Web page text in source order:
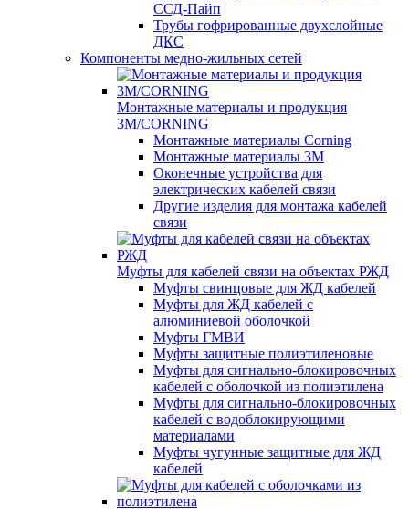
ССД-Пайп
Трубы гофрированные двухслойные
ДКС
Компоненты медно-жильных сетей
Монтажные материалы и продукция
3M/CORNING
Монтажные материалы Corning
Монтажные материалы 3M
Оконечные устройства для
электрических кабелей связи
Другие изделия для монтажа кабелей
связи
Муфты для кабелей связи на объектах РЖД
Муфты свинцовые для ЖД кабелей
Муфты для ЖД кабелей с
алюминиевой оболочкой
Муфты ГМВИ
Муфты защитные полиэтиленовые
Муфты для сигнально-блокировочных
кабелей с оболочкой из полиэтилена
Муфты для сигнально-блокировочных
кабелей с водоблокирующими
материалами
Муфты чугунные защитные для ЖД
кабелей